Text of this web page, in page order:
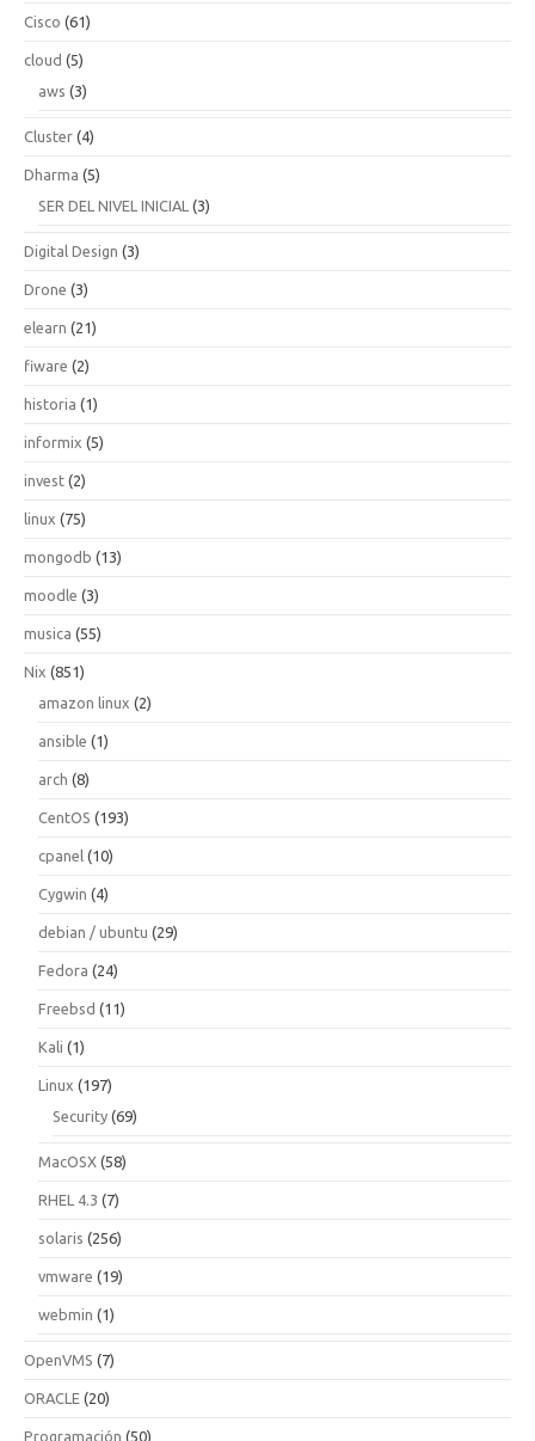
Cisco (61)
cloud (5)
aws (3)
Cluster (4)
Dharma (5)
SER DEL NIVEL INICIAL (3)
Digital Design (3)
Drone (3)
elearn (21)
fiware (2)
historia (1)
informix (5)
invest (2)
linux (75)
mongodb (13)
moodle (3)
musica (55)
Nix (851)
amazon linux (2)
ansible (1)
arch (8)
CentOS (193)
cpanel (10)
Cygwin (4)
debian / ubuntu (29)
Fedora (24)
Freebsd (11)
Kali (1)
Linux (197)
Security (69)
MacOSX (58)
RHEL 4.3 (7)
solaris (256)
vmware (19)
webmin (1)
OpenVMS (7)
ORACLE (20)
Programación (50)